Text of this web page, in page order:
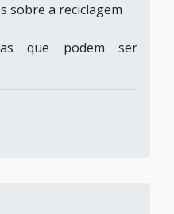
sobre a reciclagem
que podem ser